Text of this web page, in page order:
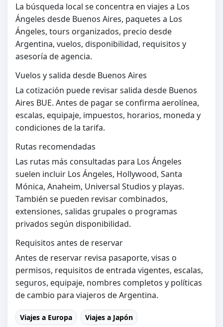
La búsqueda local se concentra en viajes a Los
Ángeles desde Buenos Aires, paquetes a Los
Ángeles, tours organizados, precio desde
Argentina, vuelos, disponibilidad, requisitos y
asesoría de agencia.
Vuelos y salida desde Buenos Aires
La cotización puede revisar salida desde Buenos
Aires BUE. Antes de pagar se confirma aerolínea,
escalas, equipaje, impuestos, horarios, moneda y
condiciones de la tarifa.
Rutas recomendadas
Las rutas más consultadas para Los Ángeles
suelen incluir Los Ángeles, Hollywood, Santa
Mónica, Anaheim, Universal Studios y playas.
También se pueden revisar combinados,
extensiones, salidas grupales o programas
privados según disponibilidad.
Requisitos antes de reservar
Antes de reservar revisa pasaporte, visas o
permisos, requisitos de entrada vigentes, escalas,
seguros, equipaje, nombres completos y políticas
de cambio para viajeros de Argentina.
Viajes a Europa
Viajes a Japón